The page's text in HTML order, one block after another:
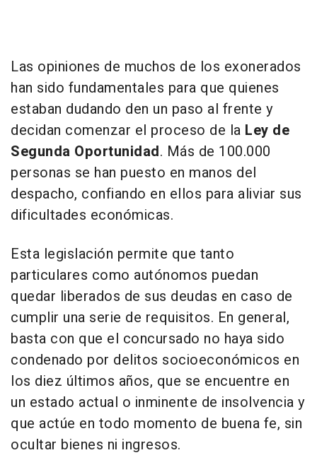
Las opiniones de muchos de los exonerados
han sido fundamentales para que quienes
estaban dudando den un paso al frente y
decidan comenzar el proceso de la Ley de
Segunda Oportunidad. Más de 100.000
personas se han puesto en manos del
despacho, confiando en ellos para aliviar sus
dificultades económicas.
Esta legislación permite que tanto
particulares como autónomos puedan
quedar liberados de sus deudas en caso de
cumplir una serie de requisitos. En general,
basta con que el concursado no haya sido
condenado por delitos socioeconómicos en
los diez últimos años, que se encuentre en
un estado actual o inminente de insolvencia y
que actúe en todo momento de buena fe, sin
ocultar bienes ni ingresos.